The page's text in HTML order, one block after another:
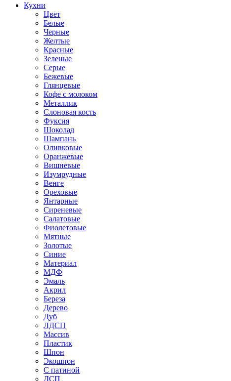
Кухни
Цвет
Белые
Черные
Желтые
Красные
Зеленые
Серые
Бежевые
Глянцевые
Кофе с молоком
Металлик
Слоновая кость
Фуксия
Шоколад
Шампань
Оливковые
Оранжевые
Вишневые
Изумрудные
Венге
Ореховые
Янтарные
Сиреневые
Салатовые
Фиолетовые
Мятные
Золотые
Синие
Материал
МДФ
Эмаль
Акрил
Береза
Дерево
Дуб
ЛДСП
Массив
Пластик
Шпон
Экошпон
С патиной
ДСП